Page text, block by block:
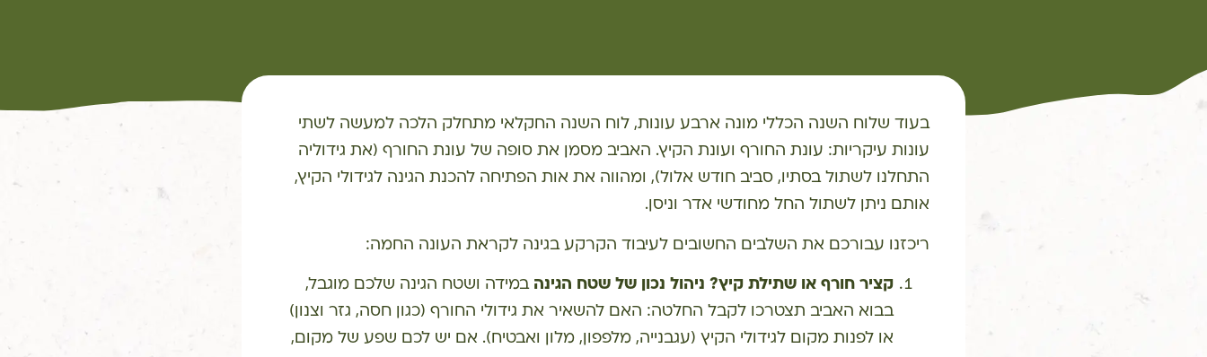
בעוד שלוח השנה הכללי מונה ארבע עונות, לוח השנה החקלאי מתחלק הלכה למעשה לשתי
עונות עיקריות: עונת החורף ועונת הקיץ. האביב מסמן את סופה של עונת החורף (את גידוליה
התחלנו לשתול בסתיו, סביב חודש אלול), ומהווה את אות הפתיחה להכנת הגינה לגידולי הקיץ,
אותם ניתן לשתול החל מחודשי אדר וניסן.
ריכזנו עבורכם את השלבים החשובים לעיבוד הקרקע בגינה לקראת העונה החמה:
קציר חורף או שתילת קיץ? ניהול נכון של שטח הגינה במידה ושטח הגינה שלכם מוגבל,
בבוא האביב תצטרכו לקבל החלטה: האם להשאיר את גידולי החורף (כגון חסה, גזר וצנון)
או לפנות מקום לגידולי הקיץ (עגבנייה, מלפפון, מלון ואבטיח). אם יש לכם שפע של מקום,